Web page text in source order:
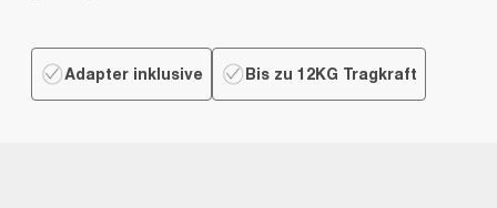
Adapter inklusive Bis zu 12KG Tragkraft